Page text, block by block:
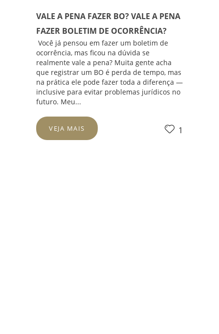
VALE A PENA FAZER BO? VALE A PENA
FAZER BOLETIM DE OCORRÊNCIA?
Você já pensou em fazer um boletim de
ocorrência, mas ficou na dúvida se
realmente vale a pena? Muita gente acha
que registrar um BO é perda de tempo, mas
na prática ele pode fazer toda a diferença —
inclusive para evitar problemas jurídicos no
futuro. Meu...
VEJA MAIS 1